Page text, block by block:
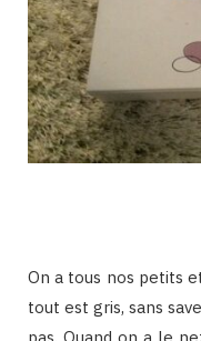
On a tous nos petits
tout est gris, sans